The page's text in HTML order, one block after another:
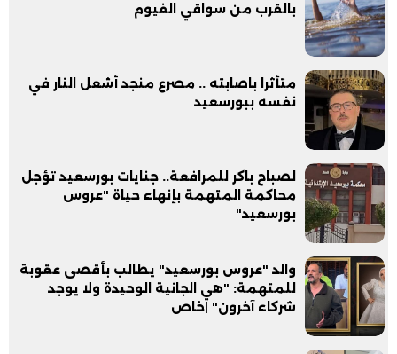
بالقرب من سواقي الفيوم
متأثرا باصابته .. مصرع منجد أشعل النار في
نفسه ببورسعيد
لصباح باكر للمرافعة.. جنايات بورسعيد تؤجل
محاكمة المتهمة بإنهاء حياة "عروس
بورسعيد"
والد "عروس بورسعيد" يطالب بأقصى عقوبة
للمتهمة: "هي الجانية الوحيدة ولا يوجد
شركاء آخرون" |خاص